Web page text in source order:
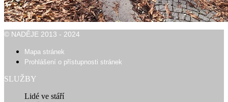
© NADĚJE 2013 - 2024
Mapa stránek
Prohlášení o přístupnosti stránek
SLUŽBY
Lidé ve stáří